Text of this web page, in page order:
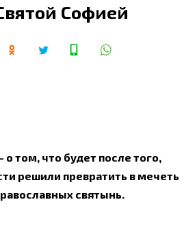
Софией
том, что будет после того,
решили превратить в мечеть
святынь.